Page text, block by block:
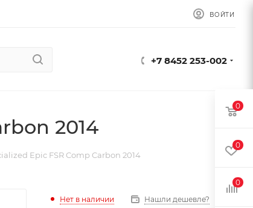
ВОЙТИ
+7 8452 253-002
2014
Epic FSR Comp Carbon 2014
Нет в наличии Нашли дешевле?
0
0
0